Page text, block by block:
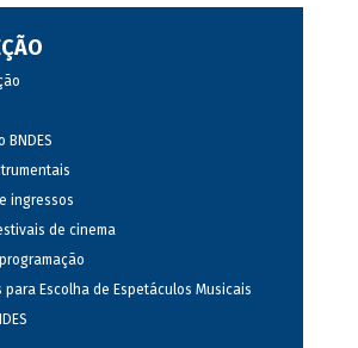
BNDES
ingressos
de cinema
para Escolha de Espetáculos Musicais